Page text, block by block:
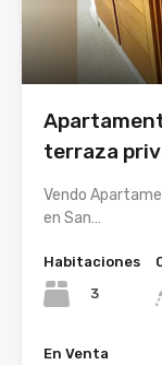
terraza
Vendo
en San…
Habitaciones
3
En Venta